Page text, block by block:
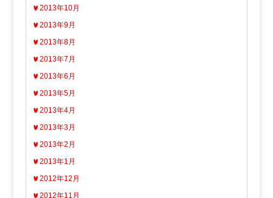
2013年10月
2013年9月
2013年8月
2013年7月
2013年6月
2013年5月
2013年4月
2013年3月
2013年2月
2013年1月
2012年12月
2012年11月